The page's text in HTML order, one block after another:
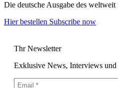
Die deutsche Ausgabe des
Hier bestellen Subscribe now
Thr Newsletter
Exklusive News, Interviews